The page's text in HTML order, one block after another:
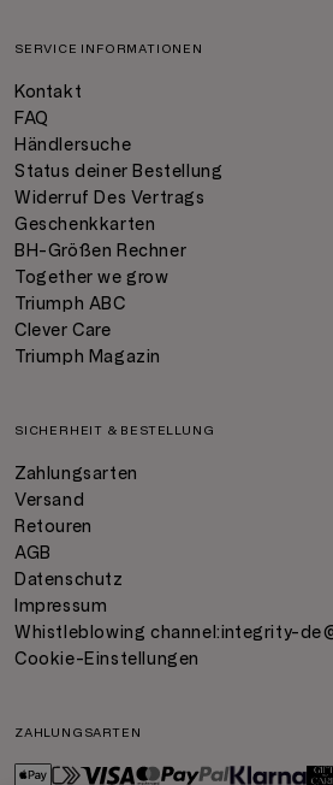
SERVICE INFORMATIONEN
Kontakt
FAQ
Händlersuche
Status deiner Bestellung
Widerruf Des Vertrags
Geschenkkarten
BH-Größen Rechner
Together we grow
Triumph ABC
Clever Care
Triumph Magazin
SICHERHEIT & BESTELLUNG
Zahlungsarten
Versand
Retouren
AGB
Datenschutz
Impressum
Whistleblowing channel:integrity-
Cookie-Einstellungen
ZAHLUNGSARTEN